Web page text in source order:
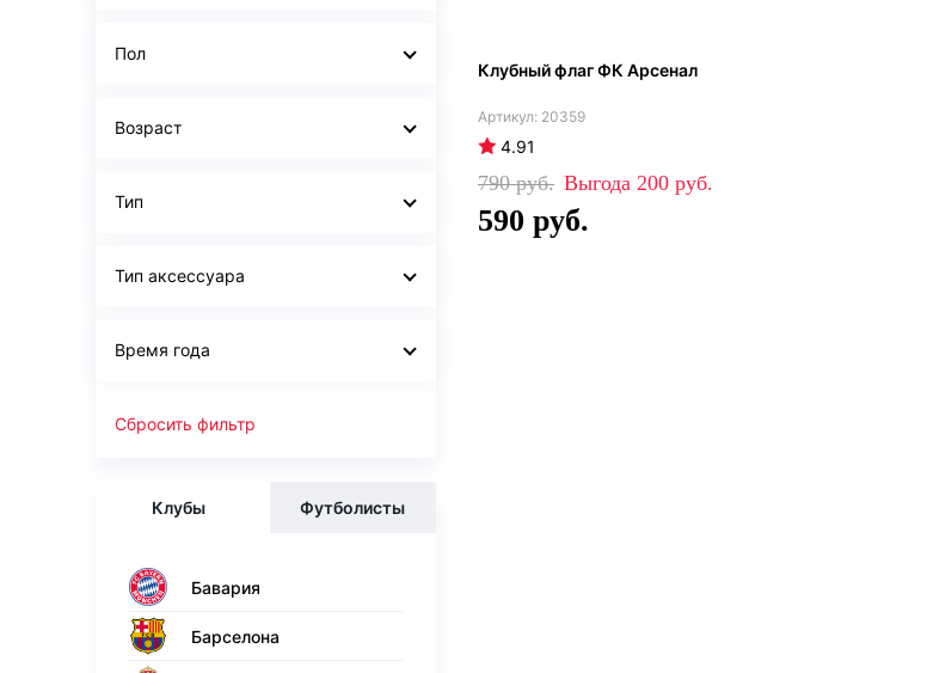
Пол
Возраст
Тип
Тип аксессуара
Время года
Сбросить фильтр
Клубы Футболисты
Бавария
Барселона
Клубный флаг ФК Арсенал
20359
4.91
790 200
590